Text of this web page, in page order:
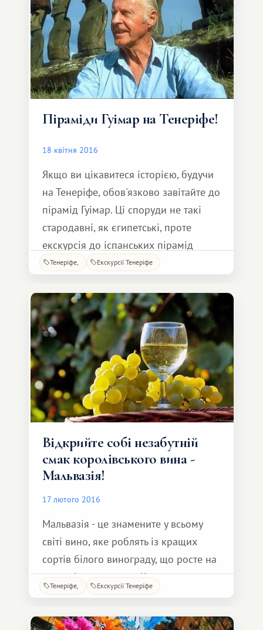
відвідувача, під час якої не складно.
Піраміди Гуімар на Тенеріфе!
18 квітня 2016
Якщо ви цікавитеся історією, будучи
на Тенеріфе, обов'язково завітайте до
пірамід Гуімар. Ці споруди не такі
стародавні, як єгипетські, проте
екскурсія до іспанських пірамід
вийде не менш захоплюючою та
знаходяться в однойменному місті,
що на південному сході Тенеріфе.
Збереглося всього шість пірамід
східчасто
Тенеріфе Екскурсії Тенеріфе
Відкрийте собі незабутній
смак королівського вина -
Мальвазія!
17 лютого 2016
Мальвазія - це знамените у всьому
світі вино, яке роблять із кращих
сортів білого винограду, що росте на
вулканічних ґрунтах Канарських
островів і перед віджиманням трохи
Тенеріфе Екскурсії Тенеріфе